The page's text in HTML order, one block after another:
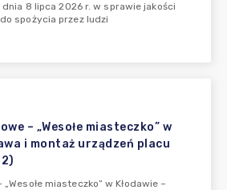
8 lipca 2026 r. w sprawie jakości
spożycia przez ludzi
– „Wesołe miasteczko” w
i montaż urządzeń placu
miasteczko” w Kłodawie –